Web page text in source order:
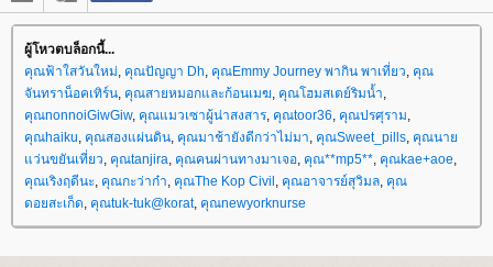
ผู้โหวตบล็อกนี้...
คุณฟ้าใสวันใหม่, คุณปัญญา Dh, คุณEmmy Journey พากิน พาเที่ยว, คุณ
จันทราน็อคเทิร์น, คุณสายหมอกและก้อนเมฆ, คุณโฮมสเตย์ริมน้ำ,
คุณnonnoiGiwGiw, คุณแมวเซาผู้น่าสงสาร, คุณtoor36, คุณปรศุราม,
คุณhaiku, คุณสองแผ่นดิน, คุณมาช้ายังดีกว่าไม่มา, คุณSweet_pills, คุณนา
ว่นขยันเที่ยว, คุณtanjira, คุณคนผ่านทางมาเจอ, คุณ**mp5**, คุณkae+aoe,
คุณเริงฤดีนะ, คุณกะว่าก๋า, คุณThe Kop Civil , คุณอาจารย์สุวิมล, คุณ
ดอยสะเก็ด, คุณtuk-tuk@korat, คุณnewyorknurse